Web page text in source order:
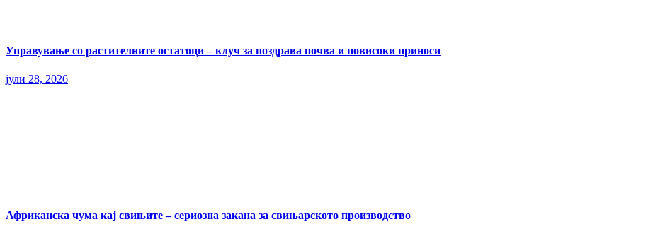
Управување со растителните остатоци – клуч за поздрава почва и повисоки приноси
јули 28, 2026
Африканска чума кај свињите – сериозна закана за свињарското производство